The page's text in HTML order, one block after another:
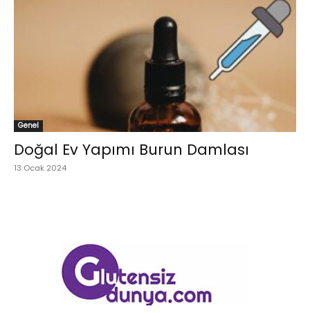
Genel
Doğal Ev Yapımı Burun Damlası
13 Ocak 2024